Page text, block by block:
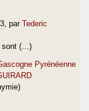
, par Tederic
sont (…)
Pyrénéenne